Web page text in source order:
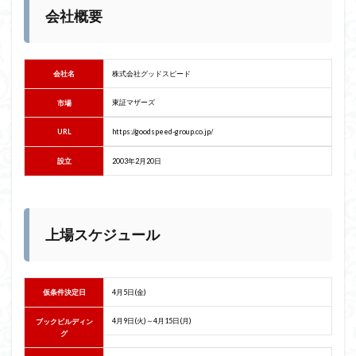
会社概要
会社名 株式会社グッドスピード
市場 東証マザーズ
URL https://goodspeed-group.co.jp/
設立 2003年2月20日
上場スケジュール
仮条件決定日 4月5日(金)
ブックビルディン
グ
4月9日(火)～4月15日(月)